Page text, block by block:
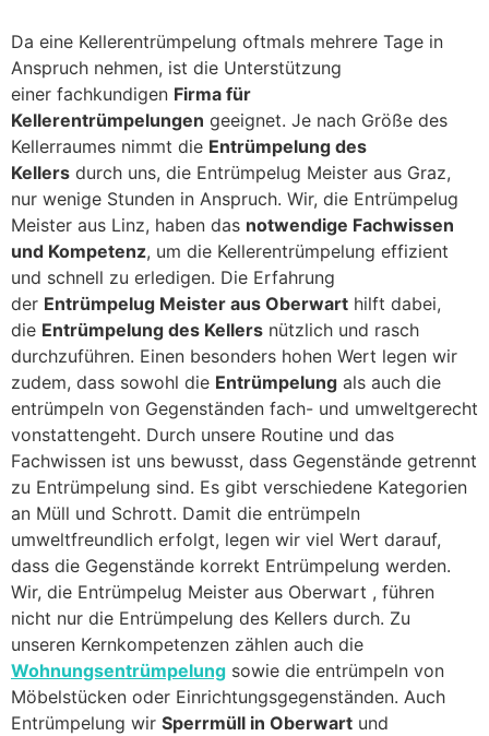
Da eine Kellerentrümpelung oftmals mehrere Tage in
Anspruch nehmen, ist die Unterstützung
einer fachkundigen Firma für
Kellerentrümpelungen geeignet. Je nach Größe des
Kellerraumes nimmt die Entrümpelung des
Kellers durch uns, die Entrümpelug Meister aus Graz,
nur wenige Stunden in Anspruch. Wir, die Entrümpelug
Meister aus Linz, haben das notwendige Fachwissen
und Kompetenz, um die Kellerentrümpelung effizient
und schnell zu erledigen. Die Erfahrung
der Entrümpelug Meister aus Oberwart hilft dabei,
die Entrümpelung des Kellers nützlich und rasch
durchzuführen. Einen besonders hohen Wert legen wir
zudem, dass sowohl die Entrümpelung als auch die
entrümpeln von Gegenständen fach- und umweltgerecht
vonstattengeht. Durch unsere Routine und das
Fachwissen ist uns bewusst, dass Gegenstände getrennt
zu Entrümpelung sind. Es gibt verschiedene Kategorien
an Müll und Schrott. Damit die entrümpeln
umweltfreundlich erfolgt, legen wir viel Wert darauf,
dass die Gegenstände korrekt Entrümpelung werden.
Wir, die Entrümpelug Meister aus Oberwart , führen
nicht nur die Entrümpelung des Kellers durch. Zu
unseren Kernkompetenzen zählen auch die
Wohnungsentrümpelung sowie die entrümpeln von
Möbelstücken oder Einrichtungsgegenständen. Auch
Entrümpelung wir Sperrmüll in Oberwart und